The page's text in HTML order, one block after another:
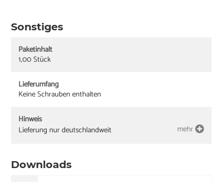
Sonstiges
Paketinhalt
1,00 Stück
Lieferumfang
Keine Schrauben enthalten
Hinweis
Lieferung nur deutschlandweit
mehr
Downloads